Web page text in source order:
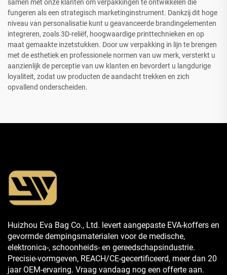
samen met onze klanten om verpakkingen te ontwikkelen die
fungeren als een strategisch marketinginstrument. Dankzij dit hoge
niveau van personalisatie kunt u geavanceerde brandingelementen
integreren, zoals 3D-reliëf, hoogwaardige printtechnieken en op
maat gemaakte inzetstukken. Door uw verpakking in lijn te brengen
met de esthetiek en professionele normen van uw merk, versterkt u
aanzienlijk de perceptie van uw klanten en bevordert u langdurige
loyaliteit, zodat uw producten de aandacht trekken en zich
opvallend onderscheiden.
Huizhou Eva Bag Co., Ltd. levert aangepaste EVA-koffers en
gevormde dempingsmaterialen voor de medische,
elektronica-, schoonheids- en gereedschapsindustrie.
Precisie-vormgeven, REACH/CE-gecertificeerd, meer dan 20
jaar OEM-ervaring. Vraag vandaag nog een offerte aan.